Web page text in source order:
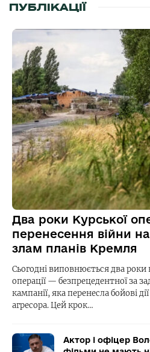
ПУБЛІКАЦІЇ
Два роки Курської
перенесення війни
злам планів Кремля
Сьогодні виповнюється два роки
операції — безпрецедентної за
кампанії, яка перенесла бойові
агресора. Цей крок…
Актор і офіцер